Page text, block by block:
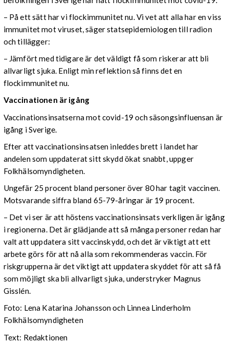
– På ett sätt har vi flockimmunitet nu. Vi vet att alla har en viss
immunitet mot viruset, säger statsepidemiologen till radion
och tillägger:
– Jämfört med tidigare är det väldigt få som riskerar att bli
allvarligt sjuka. Enligt min reflektion så finns det en
flockimmunitet nu.
Vaccinationen är igång
Vaccinationsinsatserna mot covid-19 och säsongsinfluensan är
igång i Sverige.
Efter att vaccinationsinsatsen inleddes brett i landet har
andelen som uppdaterat sitt skydd ökat snabbt, uppger
Folkhälsomyndigheten.
Ungefär 25 procent bland personer över 80 har tagit vaccinen.
Motsvarande siffra bland 65-79-åringar är 19 procent.
– Det vi ser är att höstens vaccinationsinsats verkligen är igång
i regionerna. Det är glädjande att så många personer redan har
valt att uppdatera sitt vaccinskydd, och det är viktigt att ett
arbete görs för att nå alla som rekommenderas vaccin. För
riskgrupperna är det viktigt att uppdatera skyddet för att så få
som möjligt ska bli allvarligt sjuka, understryker Magnus
Gisslén.
Foto: Lena Katarina Johansson och Linnea Linderholm
Folkhälsomyndigheten
Text: Redaktionen